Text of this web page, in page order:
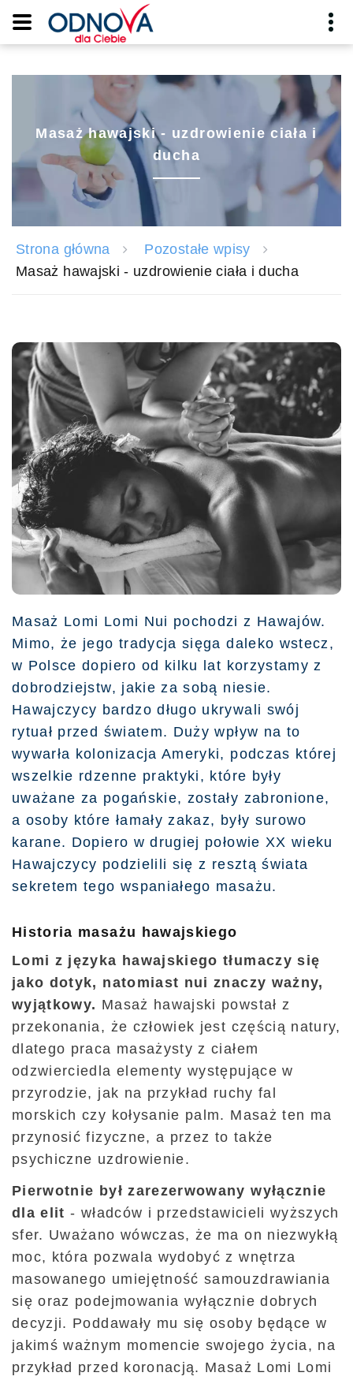
Masaż hawajski - uzdrowienie ciała i
ducha
Strona główna
Pozostałe wpisy
Masaż hawajski - uzdrowienie ciała i ducha
Masaż Lomi Lomi Nui pochodzi z Hawajów.
Mimo, że jego tradycja sięga daleko wstecz,
w Polsce dopiero od kilku lat korzystamy z
dobrodziejstw, jakie za sobą niesie.
Hawajczycy bardzo długo ukrywali swój
rytuał przed światem. Duży wpływ na to
wywarła kolonizacja Ameryki, podczas której
wszelkie rdzenne praktyki, które były
uważane za pogańskie, zostały zabronione,
a osoby które łamały zakaz, były surowo
karane. Dopiero w drugiej połowie XX wieku
Hawajczycy podzielili się z resztą świata
sekretem tego wspaniałego masażu.
Historia masażu hawajskiego
Lomi z języka hawajskiego tłumaczy się
jako dotyk, natomiast nui znaczy ważny,
wyjątkowy. Masaż hawajski powstał z
przekonania, że człowiek jest częścią natury,
dlatego praca masażysty z ciałem
odzwierciedla elementy występujące w
przyrodzie, jak na przykład ruchy fal
morskich czy kołysanie palm. Masaż ten ma
przynosić fizyczne, a przez to także
psychiczne uzdrowienie.
Pierwotnie był zarezerwowany wyłącznie
dla elit - władców i przedstawicieli wyższych
sfer. Uważano wówczas, że ma on niezwykłą
moc, która pozwala wydobyć z wnętrza
masowanego umiejętność samouzdrawiania
się oraz podejmowania wyłącznie dobrych
decyzji. Poddawały mu się osoby będące w
jakimś ważnym momencie swojego życia, na
przykład przed koronacją. Masaż Lomi Lomi